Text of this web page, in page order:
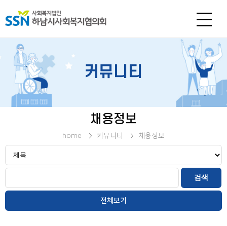
커뮤니티
채용정보
home 커뮤니티 채용정보
전체보기